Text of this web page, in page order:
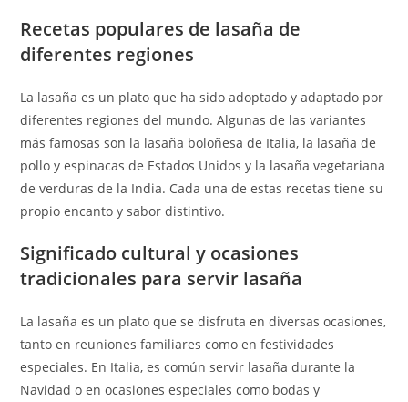
Recetas populares de lasaña de
diferentes regiones
La lasaña es un plato que ha sido adoptado y adaptado por
diferentes regiones del mundo. Algunas de las variantes
más famosas son la lasaña boloñesa de Italia, la lasaña de
pollo y espinacas de Estados Unidos y la lasaña vegetariana
de verduras de la India. Cada una de estas recetas tiene su
propio encanto y sabor distintivo.
Significado cultural y ocasiones
tradicionales para servir lasaña
La lasaña es un plato que se disfruta en diversas ocasiones,
tanto en reuniones familiares como en festividades
especiales. En Italia, es común servir lasaña durante la
Navidad o en ocasiones especiales como bodas y